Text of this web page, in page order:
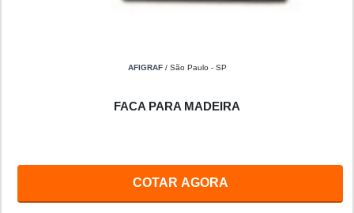
AFIGRAF/ São Paulo - SP
FACA PARA MADEIRA
COTAR AGORA